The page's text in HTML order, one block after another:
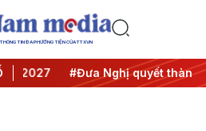
TIN ĐA PHƯƠNG TIỆN CỦA TTXVN
2027 #Đưa Nghị quyết thành